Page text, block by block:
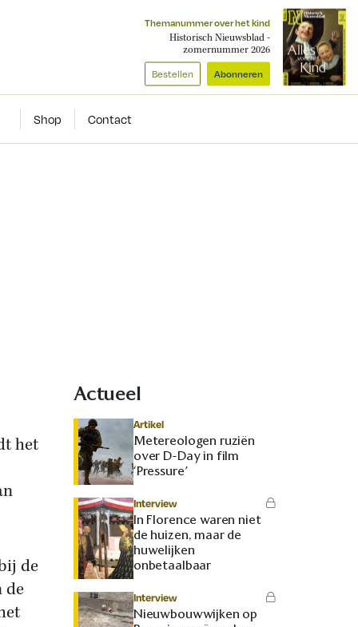
Themanummer over het kind
Historisch Nieuwsblad -
zomernummer 2026
Bestellen Abonneren
Shop Contact
het
de
de
Actueel
Artikel
Metereologen ruziën
over D-Day in film
‘Pressure’
Interview
In Florence waren niet
de huizen, maar de
huwelijken
onbetaalbaar
Interview
Nieuwbouwwijken op